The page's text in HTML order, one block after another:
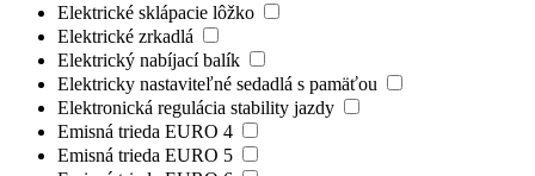
Elektrické sklápacie lôžko
Elektrické zrkadlá
Elektrický nabíjací balík
Elektricky nastaviteľné sedadlá s pamäťou
Elektronická regulácia stability jazdy
Emisná trieda EURO 4
Emisná trieda EURO 5